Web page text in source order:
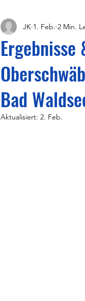
Bad
JK 1. Feb. 2 Min.
Aktualisiert: 2. Feb.